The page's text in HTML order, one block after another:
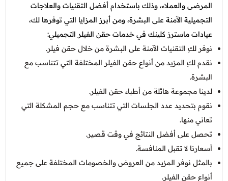
المرضى والعملاء، وذلك باستخدام أفضل التقنيات والعلاجات
التجميلية الآمنة على البشرة، ومن أبرز المزايا التي توفرها لك،
عيادات ماسترز كلينك في خدمات حقن الفيلر التجميلي:
نوفر لكِ التقنيات الآمنة على البشرة من خلال حقن فيلر.
نقدم لكِ المزيد من أنواع حقن الفيلر المختلفة التي تتناسب مع
البشرة.
لدينا مجموعة هائلة من أطباء حقن الفيلر.
نقوم بتحديد عدد الجلسات التي تتناسب مع حجم المشكلة التي
تعاني منها.
تحصل على أفضل النتائج في وقت قصير.
أسعارنا لا تقبل المنافسة.
بالمثل نوفر المزيد من العروض والخصومات المختلفة على جميع
أنواع حقن الفيلر.